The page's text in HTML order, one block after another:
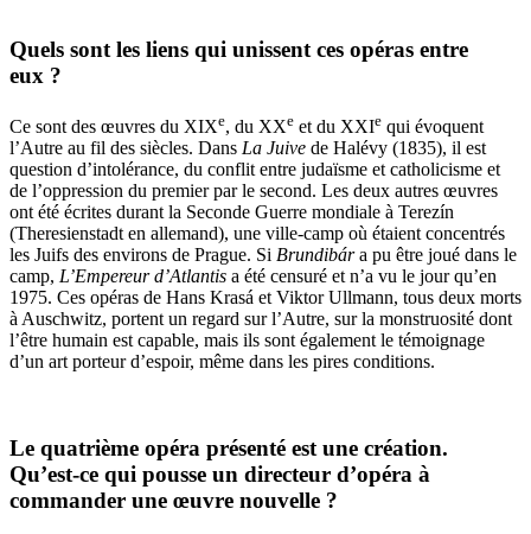
Quels sont les liens qui unissent ces opéras entre
eux ?
Ce sont des œuvres du XIXe, du XXe et du XXIe qui évoquent
l’Autre au fil des siècles. Dans La Juive de Halévy (1835), il est
question d’intolérance, du conflit entre judaïsme et catholicisme et
de l’oppression du premier par le second. Les deux autres œuvres
ont été écrites durant la Seconde Guerre mondiale à Terezín
(Theresienstadt en allemand), une ville-camp où étaient concentrés
les Juifs des environs de Prague. Si Brundibára pu être joué dans le
camp, L’Empereur d’Atlantis a été censuré et n’a vu le jour qu’en
1975. Ces opéras de Hans Krasá et Viktor Ullmann, tous deux morts
à Auschwitz, portent un regard sur l’Autre, sur la monstruosité dont
l’être humain est capable, mais ils sont également le témoignage
d’un art porteur d’espoir, même dans les pires conditions.
Le quatrième opéra présenté est une création.
Qu’est-ce qui pousse un directeur d’opéra à
commander une œuvre nouvelle ?